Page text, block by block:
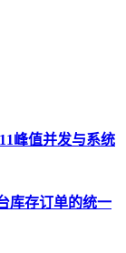
峰值并发与系统
库存订单的统一